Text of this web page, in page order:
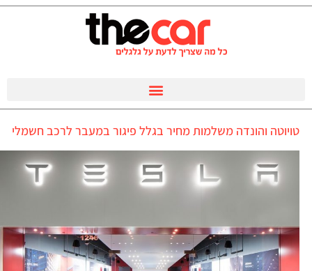
טויוטה והונדה משלמות מחיר בגלל פיגור במעבר לרכב חשמלי